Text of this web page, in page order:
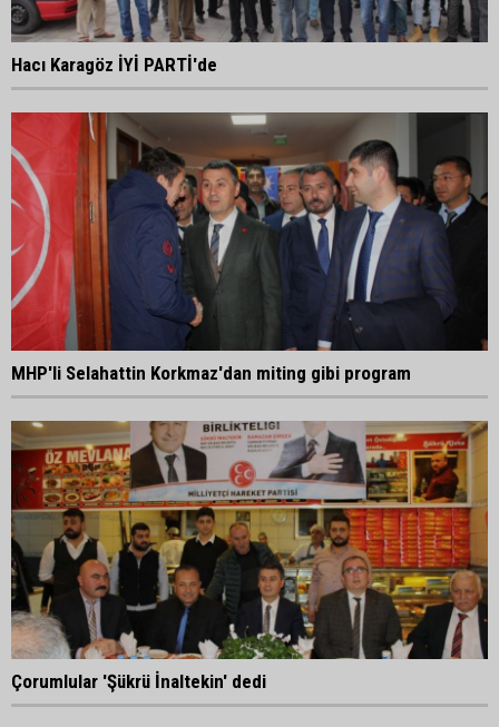
Hacı Karagöz İYİ PARTİ'de
MHP'li Selahattin Korkmaz'dan miting gibi program
Çorumlular 'Şükrü İnaltekin' dedi